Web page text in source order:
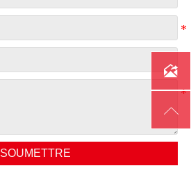
SOUMETTRE

